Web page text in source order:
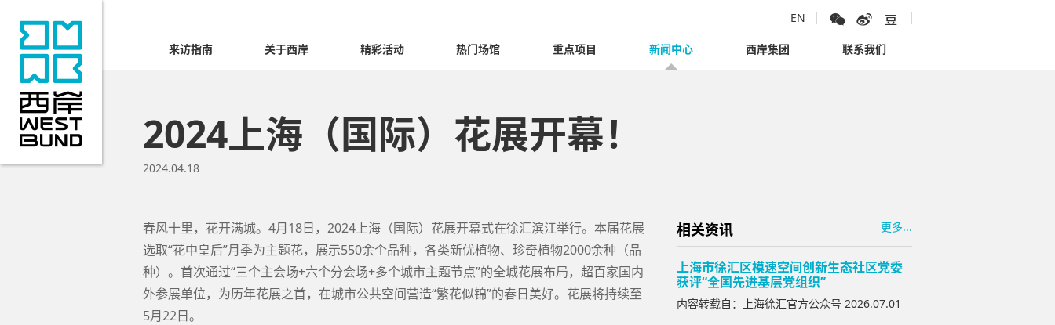
EN
来访指南 关于西岸 精彩活动 热门场馆 重点项目 新闻中心 西岸集团 联系我们
2024上海（国际）花展开幕！
2024.04.18
春风十里，花开满城。4月18日，2024上海（国际）花展开幕式在徐汇滨江举行。本届花展
选取“花中皇后”月季为主题花，展示550余个品种，各类新优植物、珍奇植物2000余种（品
种）。首次通过“三个主会场+六个分会场+多个城市主题节点”的全城花展布局，超百家国内
外参展单位，为历年花展之首，在城市公共空间营造“繁花似锦”的春日美好。花展将持续至
5月22日。
相关资讯 更多...
上海市徐汇区模速空间创新生态社区党委
获评“全国先进基层党组织”
内容转载自：上海徐汇官方公众号 2026.07.01